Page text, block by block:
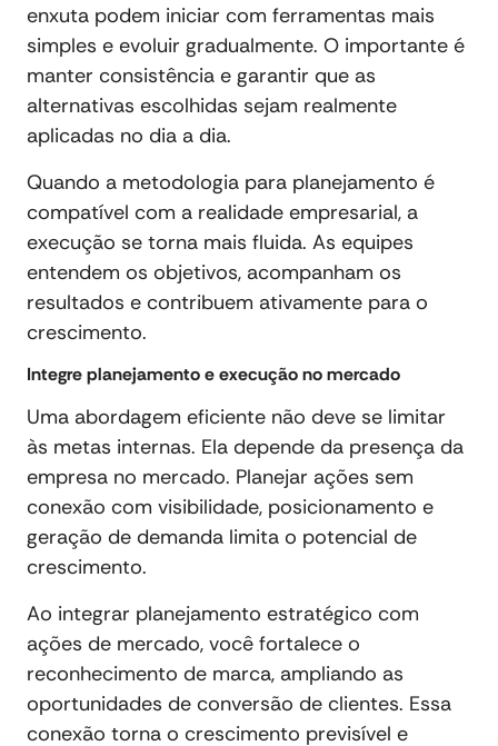
enxuta podem iniciar com ferramentas mais
simples e evoluir gradualmente. O importante é
manter consistência e garantir que as
alternativas escolhidas sejam realmente
aplicadas no dia a dia.
Quando a metodologia para planejamento é
compatível com a realidade empresarial, a
execução se torna mais fluida. As equipes
entendem os objetivos, acompanham os
resultados e contribuem ativamente para o
crescimento.
Integre planejamento e execução no mercado
Uma abordagem eficiente não deve se limitar
às metas internas. Ela depende da presença da
empresa no mercado. Planejar ações sem
conexão com visibilidade, posicionamento e
geração de demanda limita o potencial de
crescimento.
Ao integrar planejamento estratégico com
ações de mercado, você fortalece o
reconhecimento de marca, ampliando as
oportunidades de conversão de clientes. Essa
conexão torna o crescimento previsível e